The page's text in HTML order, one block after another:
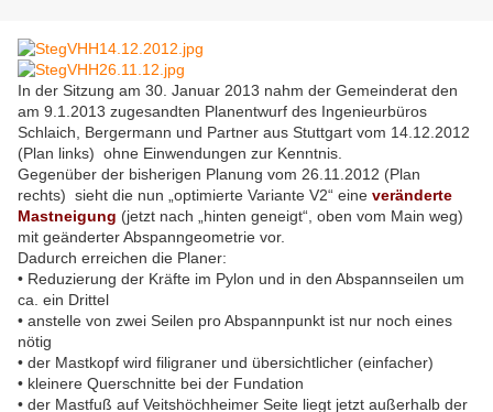
In der Sitzung am 30. Januar 2013 nahm der Gemeinderat den
am 9.1.2013 zugesandten Planentwurf des Ingenieurbüros
Schlaich, Bergermann und Partner aus Stuttgart vom 14.12.2012
(Plan links) ohne Einwendungen zur Kenntnis.
Gegenüber der bisherigen Planung vom 26.11.2012 (Plan
rechts) sieht die nun „optimierte Variante V2“ eine veränderte
Mastneigung (jetzt nach „hinten geneigt“, oben vom Main weg)
mit geänderter Abspanngeometrie vor.
Dadurch erreichen die Planer:
• Reduzierung der Kräfte im Pylon und in den Abspannseilen um
ca. ein Drittel
• anstelle von zwei Seilen pro Abspannpunkt ist nur noch eines
nötig
• der Mastkopf wird filigraner und übersichtlicher (einfacher)
• kleinere Querschnitte bei der Fundation
• der Mastfuß auf Veitshöchheimer Seite liegt jetzt außerhalb der